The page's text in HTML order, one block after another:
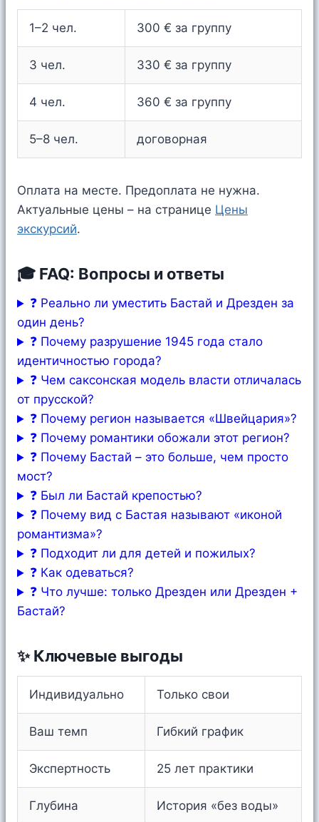
1–2 чел. 300 € за группу
3 чел. 330 € за группу
4 чел. 360 € за группу
5–8 чел. договорная
Оплата на месте. Предоплата не нужна.
Актуальные цены – на странице Цены
экскурсий.
🎓 FAQ: Вопросы и ответы
❓ Реально ли уместить Бастай и Дрезден за
один день?
❓ Почему разрушение 1945 года стало
идентичностью города?
❓ Чем саксонская модель власти отличалась
от прусской?
❓ Почему регион называется «Швейцария»?
❓ Почему романтики обожали этот регион?
❓ Почему Бастай – это больше, чем просто
мост?
❓ Был ли Бастай крепостью?
❓ Почему вид с Бастая называют «иконой
романтизма»?
❓ Подходит ли для детей и пожилых?
❓ Как одеваться?
❓ Что лучше: только Дрезден или Дрезден +
Бастай?
✨ Ключевые выгоды
Индивидуально Только свои
Ваш темп Гибкий график
Экспертность 25 лет практики
Глубина История «без воды»